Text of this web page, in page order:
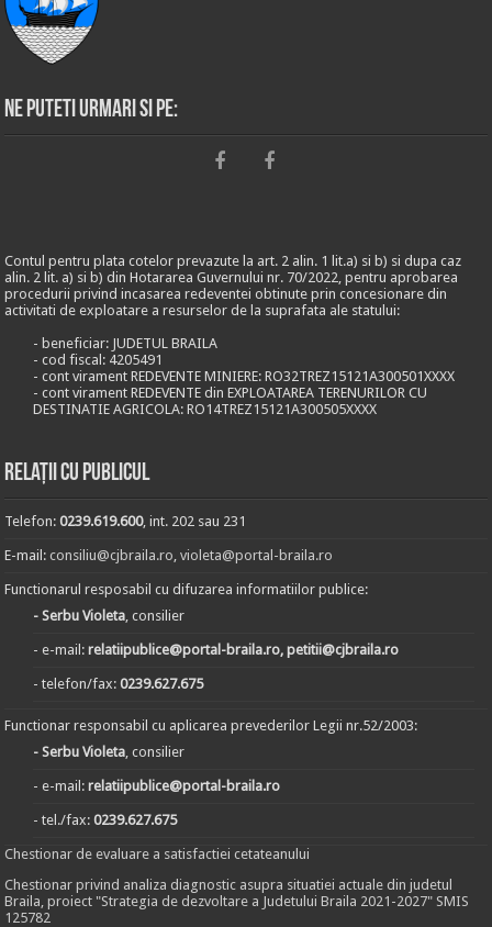
Ne puteti urmari si pe:
Contul pentru plata cotelor prevazute la art. 2 alin. 1 lit.a) si b) si dupa caz
alin. 2 lit. a) si b) din Hotararea Guvernului nr. 70/2022, pentru aprobarea
procedurii privind incasarea redeventei obtinute prin concesionare din
activitati de exploatare a resurselor de la suprafata ale statului:
- beneficiar: JUDETUL BRAILA
- cod fiscal: 4205491
- cont virament REDEVENTE MINIERE: RO32TREZ15121A300501XXXX
- cont virament REDEVENTE din EXPLOATAREA TERENURILOR CU
DESTINATIE AGRICOLA: RO14TREZ15121A300505XXXX
Relații cu publicul
Telefon:0239.619.600, int. 202 sau 231
E-mail:consiliu@cjbraila.ro ,violeta@portal-braila.ro
Functionarul resposabil cu difuzarea informatiilor publice:
- Serbu Violeta , consilier
- e-mail:relatiipublice@portal-braila.ro, petitii@cjbraila.ro
- telefon/fax:0239.627.675
Functionar responsabil cu aplicarea prevederilor Legii nr.52/2003:
- Serbu Violeta , consilier
- e-mail:relatiipublice@portal-braila.ro
- tel./fax:0239.627.675
Chestionar de evaluare a satisfactiei cetateanului
Chestionar privind analiza diagnostic asupra situatiei actuale din judetul
Braila, proiect "Strategia de dezvoltare a Judetului Braila 2021-2027" SMIS
125782